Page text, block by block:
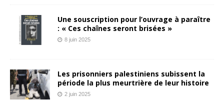
Une souscription pour l’ouvrage à paraître
: « Ces chaînes seront brisées »
8 juin 2025
Les prisonniers palestiniens subissent la
période la plus meurtrière de leur histoire
2 juin 2025